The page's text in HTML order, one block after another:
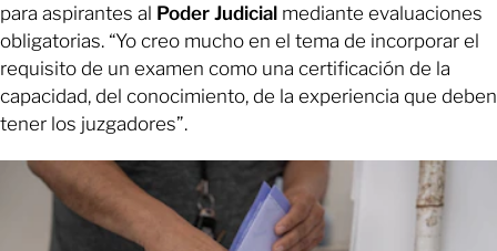
para aspirantes al Poder Judicial mediante evaluaciones
obligatorias. “Yo creo mucho en el tema de incorporar el
requisito de un examen como una certificación de la
capacidad, del conocimiento, de la experiencia que deben
tener los juzgadores”.